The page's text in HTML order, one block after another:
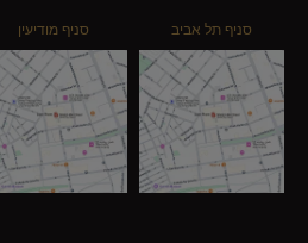
סניף תל אביב סניף מודיעין